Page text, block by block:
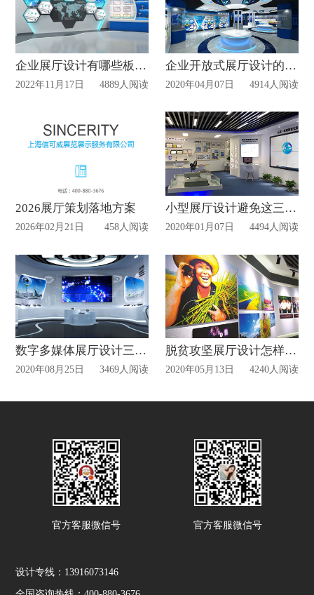
企业展厅设计有哪些板块内容？
2022年11月17日 4889人阅读
企业开放式展厅设计的优势！
2020年04月07日 4914人阅读
2026展厅策划落地方案
2026年02月21日 458人阅读
小型展厅设计避免这三个方面才能完美!
2020年01月07日 4494人阅读
数字多媒体展厅设计三大重点!
2020年08月25日 3469人阅读
脱贫攻坚展厅设计怎样设计?
2020年05月13日 4240人阅读
官方客服微信号 官方客服微信号
设计专线：13916073146